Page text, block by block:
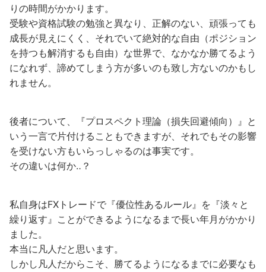
りの時間がかかります。
受験や資格試験の勉強と異なり、正解のない、頑張っても
成長が見えにくく、それでいて絶対的な自由（ポジション
を持つも解消するも自由）な世界で、なかなか勝てるよう
になれず、諦めてしまう方が多いのも致し方ないのかもし
れません。
後者について、『プロスペクト理論（損失回避傾向）』と
いう一言で片付けることもできますが、それでもその影響
を受けない方もいらっしゃるのは事実です。
その違いは何か‥？
私自身はFXトレードで『優位性あるルール』を『淡々と
繰り返す』ことができるようになるまで長い年月がかかり
ました。
本当に凡人だと思います。
しかし凡人だからこそ、勝てるようになるまでに必要なも